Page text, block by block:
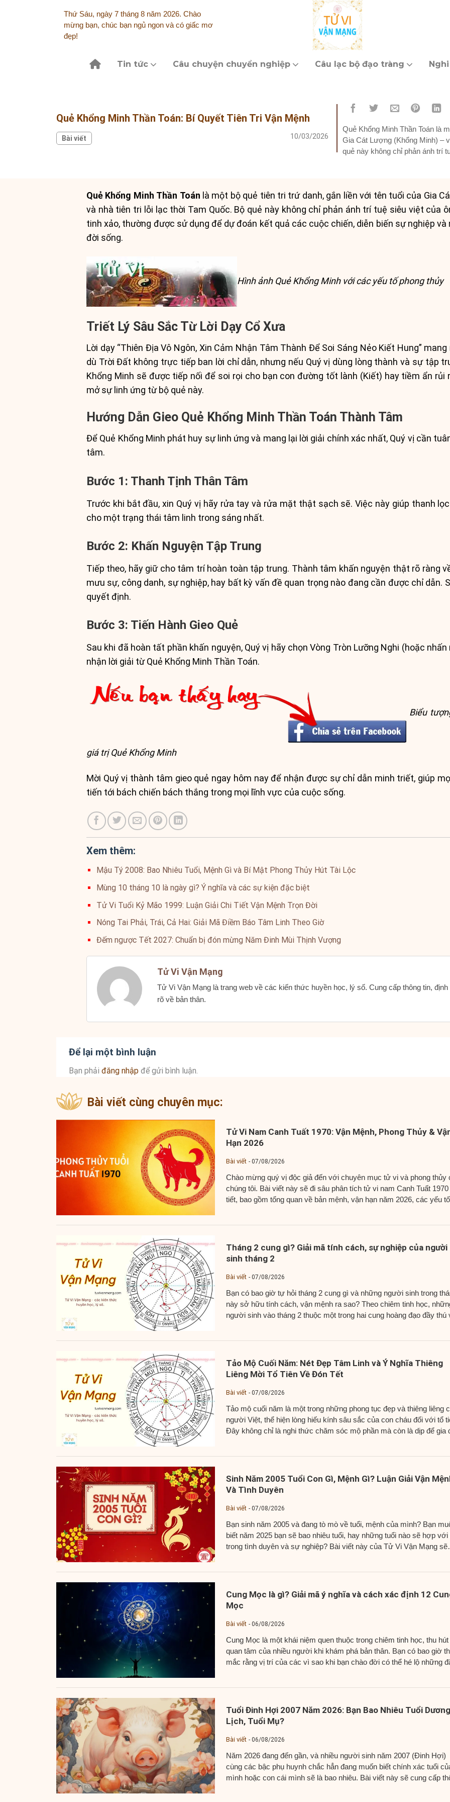
Thứ Sáu, ngày 7 tháng 8 năm 2026. Chào
mừng bạn, chúc bạn ngủ ngon và có giấc mơ
đẹp!
Tin tức Câu chuyện chuyển nghiệp Câu lạc bộ đạo tràng
Quẻ Khổng Minh Thần Toán: Bí Quyết Tiên Tri Vận Mệnh
Bài viết 10/03/2026
Quẻ Khổng Minh Thần Toán là
Gia Cát Lượng (Khổng Minh) –
quẻ này không chỉ phản ánh trí
Quẻ Khổng Minh Thần Toán là một bộ quẻ tiên tri trứ danh, gắn liền với tên tuổi của Gia
và nhà tiên tri lỗi lạc thời Tam Quốc. Bộ quẻ này không chỉ phản ánh trí tuệ siêu việt của
tinh xảo, thường được sử dụng để dự đoán kết quả các cuộc chiến, diễn biến sự nghiệp
đời sống.
Hình ảnh Quẻ Khổng Minh với các yếu tố phong thủy
Triết Lý Sâu Sắc Từ Lời Dạy Cổ Xưa
Lời dạy “Thiên Địa Vô Ngôn, Xin Cảm Nhận Tâm Thành Để Soi Sáng Nẻo Kiết Hung”
dù Trời Đất không trực tiếp ban lời chỉ dẫn, nhưng nếu Quý vị dùng lòng thành và sự tập
Khổng Minh sẽ được tiếp nối để soi rọi cho bạn con đường tốt lành (Kiết) hay tiềm ẩn rủi
mở sự linh ứng từ bộ quẻ này.
Hướng Dẫn Gieo Quẻ Khổng Minh Thần Toán Thành Tâm
Để Quẻ Khổng Minh phát huy sự linh ứng và mang lại lời giải chính xác nhất, Quý vị cần
tâm.
Bước 1: Thanh Tịnh Thân Tâm
Trước khi bắt đầu, xin Quý vị hãy rửa tay và rửa mặt thật sạch sẽ. Việc này giúp thanh
cho một trạng thái tâm linh trong sáng nhất.
Bước 2: Khấn Nguyện Tập Trung
Tiếp theo, hãy giữ cho tâm trí hoàn toàn tập trung. Thành tâm khấn nguyện thật rõ ràng
mưu sự, công danh, sự nghiệp, hay bất kỳ vấn đề quan trọng nào đang cần được chỉ dẫn.
quyết định.
Bước 3: Tiến Hành Gieo Quẻ
Sau khi đã hoàn tất phần khấn nguyện, Quý vị hãy chọn Vòng Tròn Lưỡng Nghi (hoặc
nhận lời giải từ Quẻ Khổng Minh Thần Toán.
Biểu
giá trị Quẻ Khổng Minh
Mời Quý vị thành tâm gieo quẻ ngay hôm nay để nhận được sự chỉ dẫn minh triết, giúp
tiến tới bách chiến bách thắng trong mọi lĩnh vực của cuộc sống.
Xem thêm:
Mậu Tý 2008: Bao Nhiêu Tuổi, Mệnh Gì và Bí Mật Phong Thủy Hút Tài Lộc
Mùng 10 tháng 10 là ngày gì? Ý nghĩa và các sự kiện đặc biệt
Tử Vi Tuổi Kỷ Mão 1999: Luận Giải Chi Tiết Vận Mệnh Trọn Đời
Nóng Tai Phải, Trái, Cả Hai: Giải Mã Điềm Báo Tâm Linh Theo Giờ
Đếm ngược Tết 2027: Chuẩn bị đón mừng Năm Đinh Mùi Thịnh Vượng
Tử Vi Vận Mạng
Tử Vi Vận Mạng là trang web về các kiến thức huyền học, lý số. Cung cấp thông tin,
rõ về bản thân.
Để lại một bình luận
Bạn phải đăng nhập để gửi bình luận.
Bài viết cùng chuyên mục:
Tử Vi Nam Canh Tuất 1970: Vận Mệnh, Phong Thủy &
Hạn 2026
Bài viết 07/08/2026
Chào mừng quý vị độc giả đến với chuyên mục tử vi và phong thủy
chúng tôi. Bài viết này sẽ đi sâu phân tích tử vi nam Canh Tuất 1970
tiết, bao gồm tổng quan về bản mệnh, vận hạn năm 2026, các yếu tố
Tháng 2 cung gì? Giải mã tính cách, sự nghiệp của người
sinh tháng 2
Bài viết 07/08/2026
Bạn có bao giờ tự hỏi tháng 2 cung gì và những người sinh trong
này sở hữu tính cách, vận mệnh ra sao? Theo chiêm tinh học,
người sinh vào tháng 2 thuộc một trong hai cung hoàng đạo đầy thú
Tảo Mộ Cuối Năm: Nét Đẹp Tâm Linh và Ý Nghĩa Thiêng
Liêng Mời Tổ Tiên Về Đón Tết
Bài viết 07/08/2026
Tảo mộ cuối năm là một trong những phong tục đẹp và thiêng liêng
người Việt, thể hiện lòng hiếu kính sâu sắc của con cháu đối với tổ
Đây không chỉ là nghi thức chăm sóc mộ phần mà còn là dịp để gia
Sinh Năm 2005 Tuổi Con Gì, Mệnh Gì? Luận Giải Vận
Và Tình Duyên
Bài viết 07/08/2026
Bạn sinh năm 2005 và đang tò mò về tuổi, mệnh của mình? Bạn
biết năm 2025 bạn sẽ bao nhiêu tuổi, hay những tuổi nào sẽ hợp với
trong tình duyên và sự nghiệp? Bài viết này của Tử Vi Vận Mạng sẽ
Cung Mọc là gì? Giải mã ý nghĩa và cách xác định 12
Mọc
Bài viết 06/08/2026
Cung Mọc là một khái niệm quen thuộc trong chiêm tinh học, thu
quan tâm của nhiều người khi khám phá bản thân. Bạn có bao giờ
mắc rằng vị trí của các vì sao khi bạn chào đời có thể hé lộ những
Tuổi Đinh Hợi 2007 Năm 2026: Bạn Bao Nhiêu Tuổi Dương
Lịch, Tuổi Mụ?
Bài viết 06/08/2026
Năm 2026 đang đến gần, và nhiều người sinh năm 2007 (Đinh Hợi)
cùng các bậc phụ huynh chắc hẳn đang muốn biết chính xác tuổi
mình hoặc con cái mình sẽ là bao nhiêu. Bài viết này sẽ cung cấp